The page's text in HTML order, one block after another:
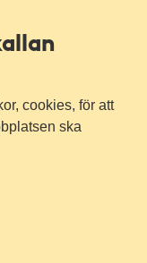
cookies, för att
ska